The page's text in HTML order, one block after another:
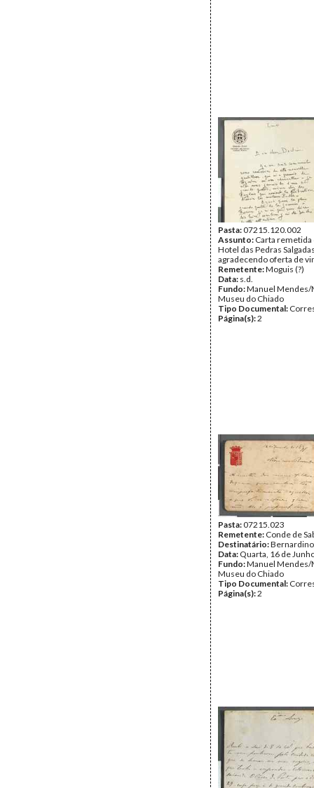
Pasta:07215.120.002
Assunto: Carta remetida
Hotel das Pedras
agradecendo oferta de
Remetente:Moguis (?)
Data: s.d.
Fundo:Manuel Mendes/
Museu do Chiado
Tipo Documental:
Página(s):2
Pasta:07215.023
Remetente: Conde de
Destinatário:Bernardino
Data: Quarta, 16 de
Fundo:Manuel Mendes/
Museu do Chiado
Tipo Documental:
Página(s):2